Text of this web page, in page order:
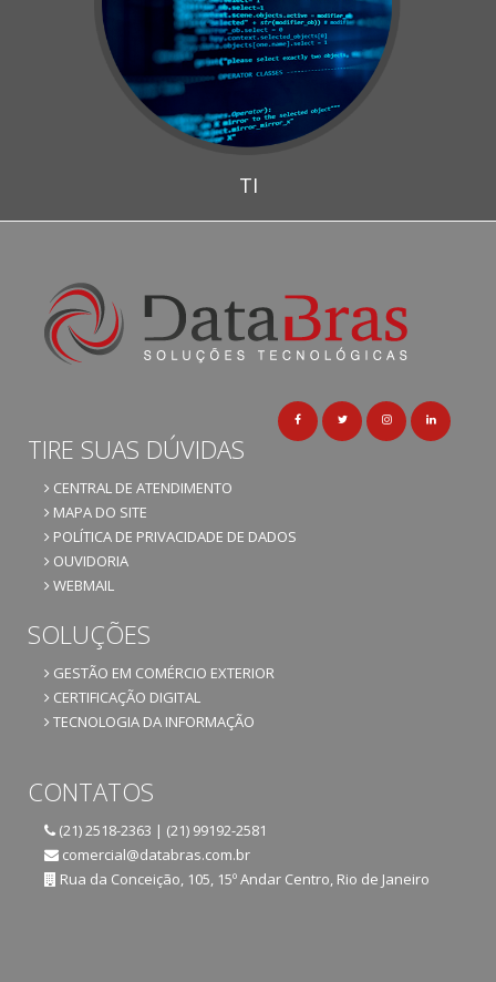
TI
TIRE SUAS DÚVIDAS
CENTRAL DE ATENDIMENTO
MAPA DO SITE
POLÍTICA DE PRIVACIDADE DE DADOS
OUVIDORIA
WEBMAIL
SOLUÇÕES
GESTÃO EM COMÉRCIO EXTERIOR
CERTIFICAÇÃO DIGITAL
TECNOLOGIA DA INFORMAÇÃO
CONTATOS
(21) 2518-2363 | (21) 99192-2581
comercial@databras.com.br
Rua da Conceição, 105, 15º Andar Centro, Rio de Janeiro